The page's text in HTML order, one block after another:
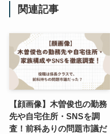
関連記事
【顔画像】木曽俊也の勤務
先や自宅住所・SNSを調
査！前科ありの問題市議だ